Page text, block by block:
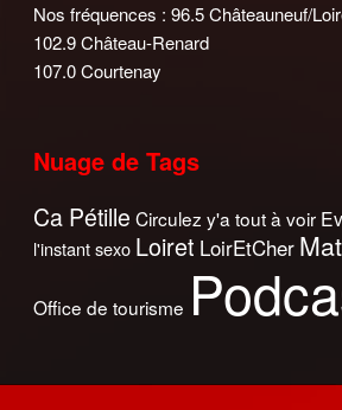
Nos fréquences : 96.5 Châteauneuf/
102.9 Château-Renard
107.0 Courtenay
Nuage de Tags
Ca Pétille Circulez y'a tout à voir
l'instant sexo Loiret LoirEtCher
Office de tourisme